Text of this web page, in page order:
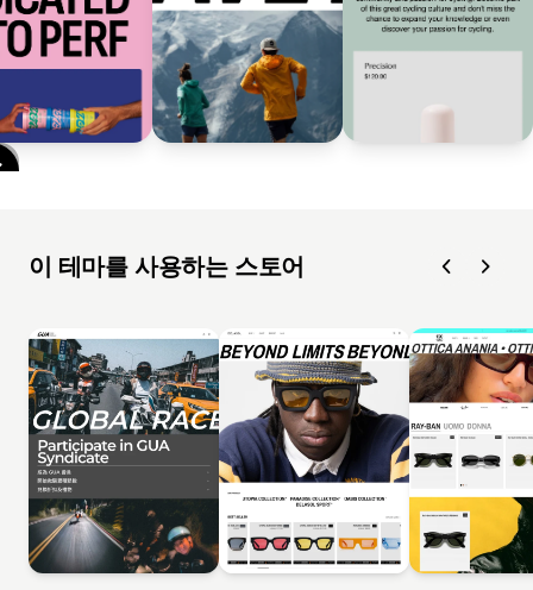
이 테마를 사용하는 스토어